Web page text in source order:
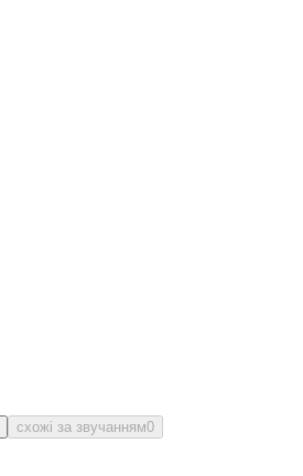
схожі за звучанням0